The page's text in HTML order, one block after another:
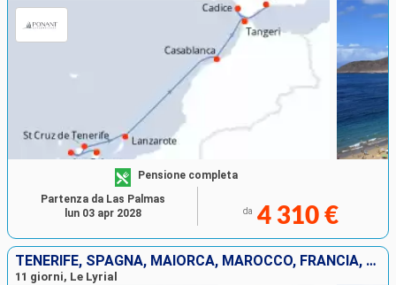
Pensione completa
da 4 310 €
Partenza da Las Palmas
lun 03 apr 2028
TENERIFE, SPAGNA, MAIORCA, MAROCCO, FRANCIA, PORTOGALLO
11 giorni, Le Lyrial